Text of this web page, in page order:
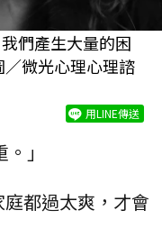
們產生大量的困
微光心理心理諮
用LINE傳送
」
庭都過太爽，才會